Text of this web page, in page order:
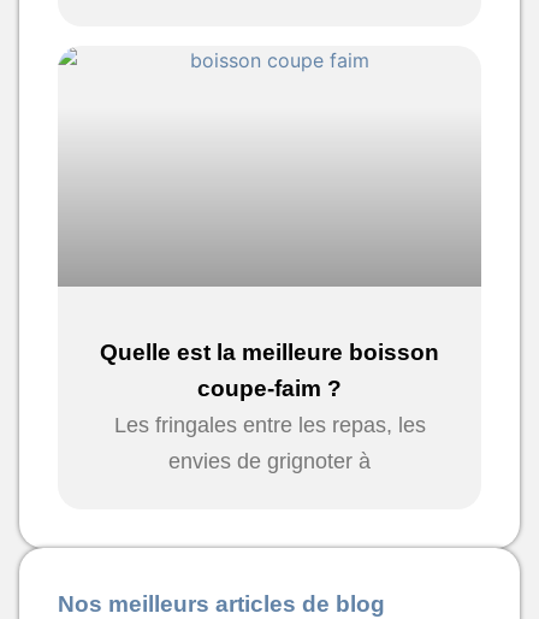
Quelle est la meilleure boisson
coupe-faim ?
Les fringales entre les repas, les
envies de grignoter à
Nos meilleurs articles de blog